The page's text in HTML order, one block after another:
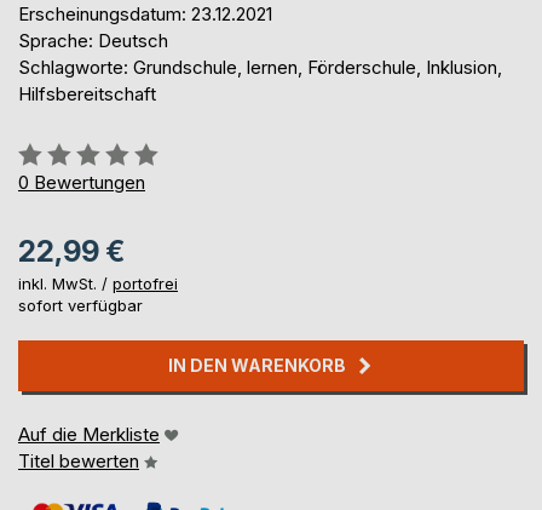
Erscheinungsdatum: 23.12.2021
Sprache: Deutsch
Schlagworte: Grundschule, lernen, Förderschule, Inklusion,
Hilfsbereitschaft
Bewertung::
0%
0 Bewertungen
22,99 €
inkl. MwSt. / portofrei
sofort verfügbar
IN DEN WARENKORB
Auf die Merkliste
Titel bewerten